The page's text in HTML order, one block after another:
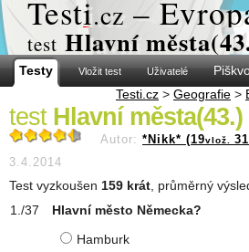
Testi.cz –
test Hlavní
Testy Vložit test Uživatelé
Testi.cz > Geografie >
test Hlavní města(43.)
Autor: *Nikk* (19vlož.
3.4.2014
Test vyzkoušen 159 krát , průměrný
Hlavní město Německa?
Hamburk